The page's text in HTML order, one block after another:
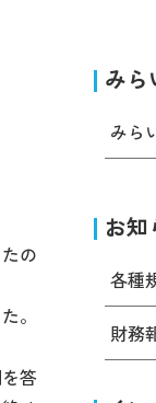
の
。
答
みら
みら
お知
各種
財務